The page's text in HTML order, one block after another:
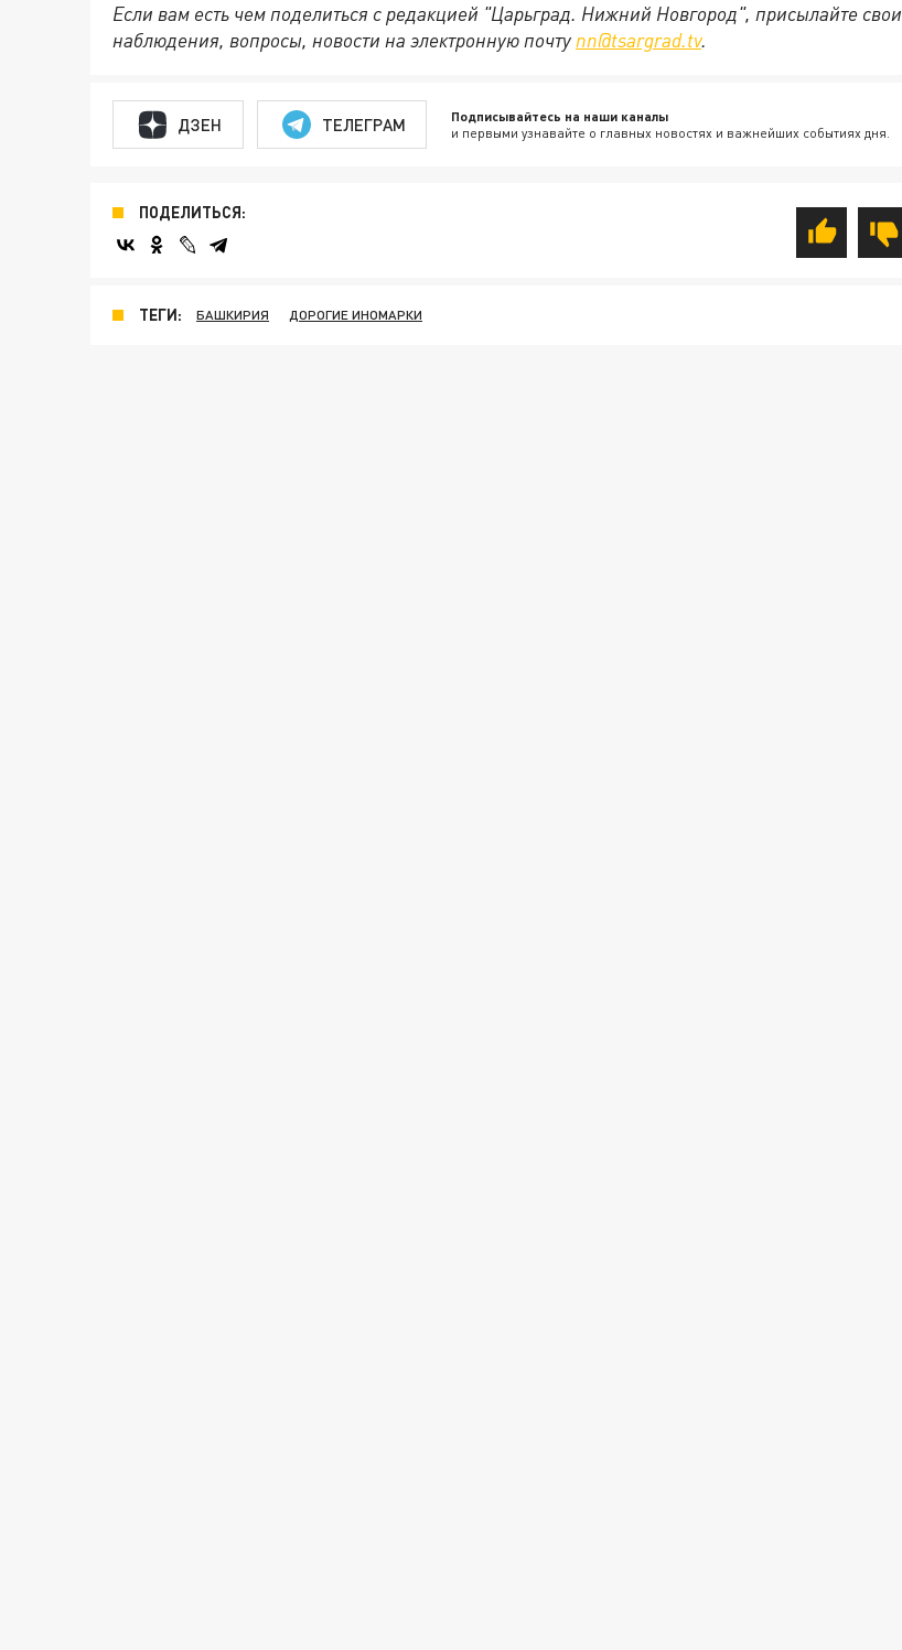
Если вам есть чем поделиться с редакцией "Царьград. Нижний Новгород", присылайте свои
наблюдения, вопросы, новости на электронную почту nn@tsargrad.tv.
ДЗЕН ТЕЛЕГРАМ Подписывайтесь на наши каналы
и первыми узнавайте о главных новостях и важнейших событиях дня.
ПОДЕЛИТЬСЯ:
ТЕГИ: БАШКИРИЯ ДОРОГИЕ ИНОМАРКИ